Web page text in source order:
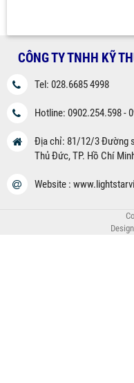
CÔNG TY TNHH KỸ
Tel: 028.6685 4998
Hotline: 0902.254.598 -
Địa chỉ: 81/12/3 Đường
Thủ Đức, TP. Hồ Chí
Website :